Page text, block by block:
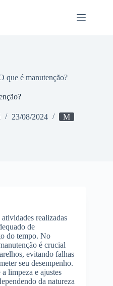
que é manutenção?
23/08/2024 M
realizadas
de
do tempo. No
é crucial
evitando falhas
seu desempenho.
limpeza e ajustes
da natureza